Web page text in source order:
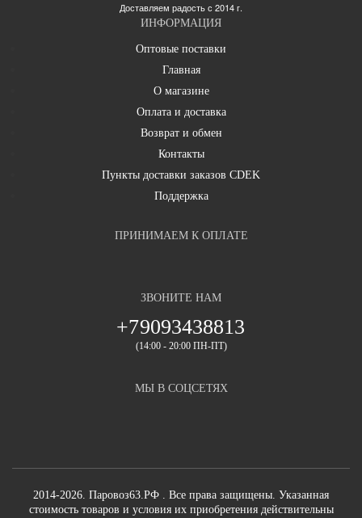
Доставляем радость с 2014 г.
ИНФОРМАЦИЯ
Оптовые поставки
Главная
О магазине
Оплата и доставка
Возврат и обмен
Контакты
Пункты доставки заказов CDEK
Поддержка
ПРИНИМАЕМ К ОПЛАТЕ
ЗВОНИТЕ НАМ
+79093438813
(14:00 - 20:00 ПН-ПТ)
МЫ В СОЦСЕТЯХ
2014-2026. Паровоз63.РФ . Все права защищены. Указанная
стоимость товаров и условия их приобретения действительны